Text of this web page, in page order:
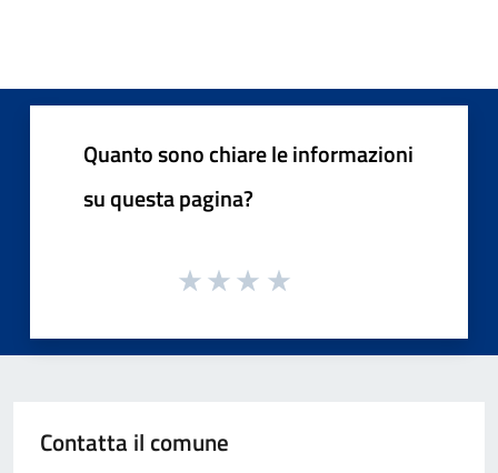
Quanto sono chiare le informazioni
su questa pagina?
Contatta il comune